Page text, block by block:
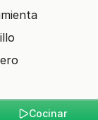
Cocinar